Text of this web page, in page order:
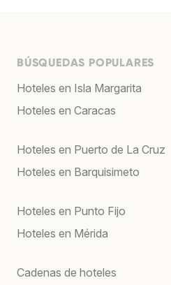
BÚSQUEDAS POPULARES
Hoteles en Isla Margarita
Hoteles en Caracas
Hoteles en Puerto de La Cruz
Hoteles en Barquisimeto
Hoteles en Punto Fijo
Hoteles en Mérida
Cadenas de hoteles